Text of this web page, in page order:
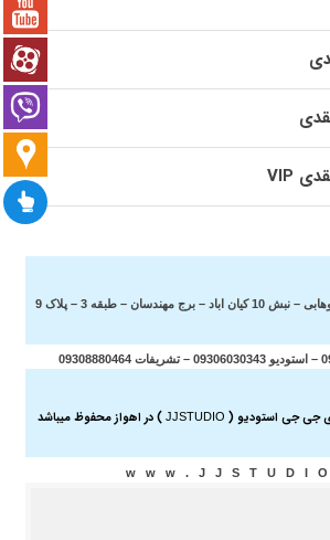
مهندسان – طبقه 3 – پلاک 9
تشریفات 09308880464
جی جی استودیو ( JJSTUDIO ) در اهواز محفوظ میباشد
w w w . J J S T U D I